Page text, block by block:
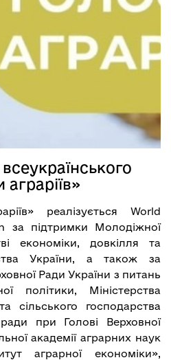
реалізується World
за підтримки Молодіжної
економіки, довкілля та
України, а також за
Ради України з питань
політики, Міністерства
сільського господарства
при Голові Верховної
академії аграрних наук
аграрної економіки»,